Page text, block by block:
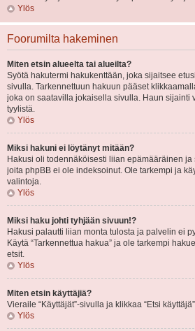
Ylös
Foorumilta hakeminen
Miten etsin alueelta tai alueilta?
Syötä hakutermi hakukenttään, joka sijaitsee
sivulla. Tarkennettuun hakuun pääset
joka on saatavilla jokaisella sivulla. Haun sijainti
tyylistä.
Ylös
Miksi hakuni ei löytänyt mitään?
Hakusi oli todennäköisesti liian epämääräinen
joita phpBB ei ole indeksoinut. Ole tarkempi ja
valintoja.
Ylös
Miksi haku johti tyhjään sivuun!?
Hakusi palautti liian monta tulosta ja palvelin ei
Käytä “Tarkennettua hakua” ja ole tarkempi
etsit.
Ylös
Miten etsin käyttäjiä?
Vieraile “Käyttäjät”-sivulla ja klikkaa “Etsi
Ylös